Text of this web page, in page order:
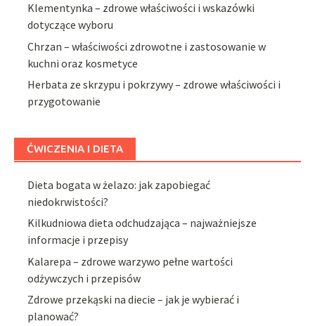
Klementynka – zdrowe właściwości i wskazówki
dotyczące wyboru
Chrzan – właściwości zdrowotne i zastosowanie w
kuchni oraz kosmetyce
Herbata ze skrzypu i pokrzywy – zdrowe właściwości i
przygotowanie
ĆWICZENIA I DIETA
Dieta bogata w żelazo: jak zapobiegać
niedokrwistości?
Kilkudniowa dieta odchudzająca – najważniejsze
informacje i przepisy
Kalarepa – zdrowe warzywo pełne wartości
odżywczych i przepisów
Zdrowe przekąski na diecie – jak je wybierać i
planować?